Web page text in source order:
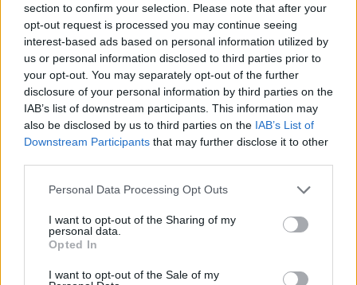
section to confirm your selection. Please note that after your
opt-out request is processed you may continue seeing
interest-based ads based on personal information utilized by
us or personal information disclosed to third parties prior to
your opt-out. You may separately opt-out of the further
disclosure of your personal information by third parties on the
IAB’s list of downstream participants. This information may
also be disclosed by us to third parties on the IAB’s List of
Downstream Participants that may further disclose it to other
Please note that this website/app uses one or more Google
not limited to your visit or usage behaviour. You may click to
grant or deny consent to Google and its third-party tags to
use your data for below specified purposes in below Google
consent section.
Personal Data Processing Opt Outs
I want to opt-out of the Sharing of my
personal data.
Opted In
I want to opt-out of the Sale of my
Megérkezett az eső a Duna vízgyűjtőjére
Országos hírek